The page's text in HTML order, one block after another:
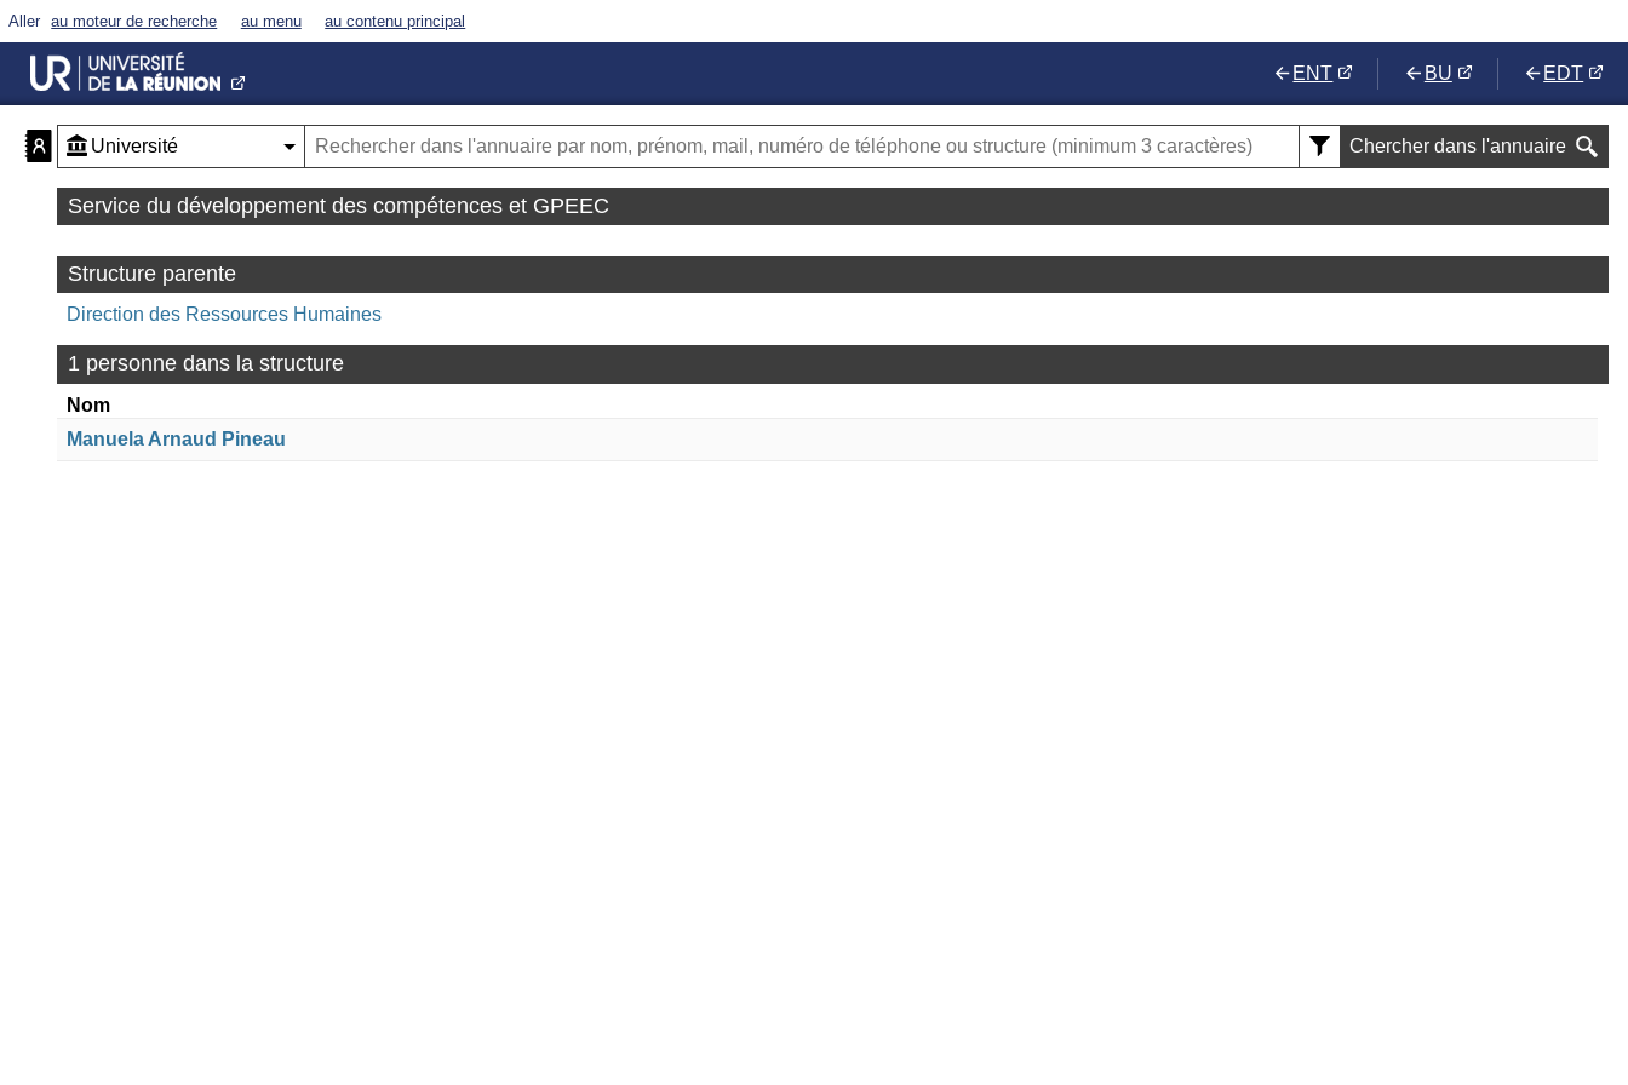
Aller au moteur de recherche au menu au contenu principal
ENT BU EDT
Chercher dans l'annuaire
Service du développement des compétences et GPEEC
Structure parente
Direction des Ressources Humaines
1 personne dans la structure
Nom
Manuela Arnaud Pineau